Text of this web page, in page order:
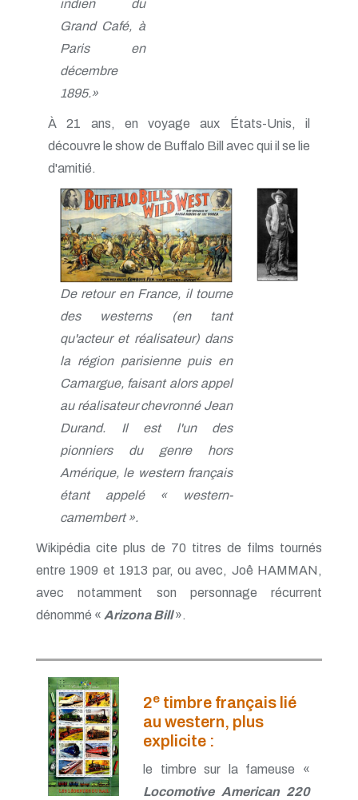
indien du
Grand Café, à
Paris en
décembre
1895.»
À 21 ans, en voyage aux États-Unis, il
découvre le show de Buffalo Bill avec qui il se lie
d'amitié.
De retour en France, il tourne
des westerns (en tant
qu'acteur et réalisateur) dans
la région parisienne puis en
Camargue, faisant alors appel
au réalisateur chevronné Jean
Durand. Il est l'un des
pionniers du genre hors
Amérique, le western français
étant appelé « western-
camembert ».
Wikipédia cite plus de 70 titres de films tournés
entre 1909 et 1913 par, ou avec, Joê HAMMAN,
avec notamment son personnage récurrent
dénommé « Arizona Bill».
2e timbre français lié
au western, plus
explicite :
le timbre sur la fameuse «
Locomotive American 220